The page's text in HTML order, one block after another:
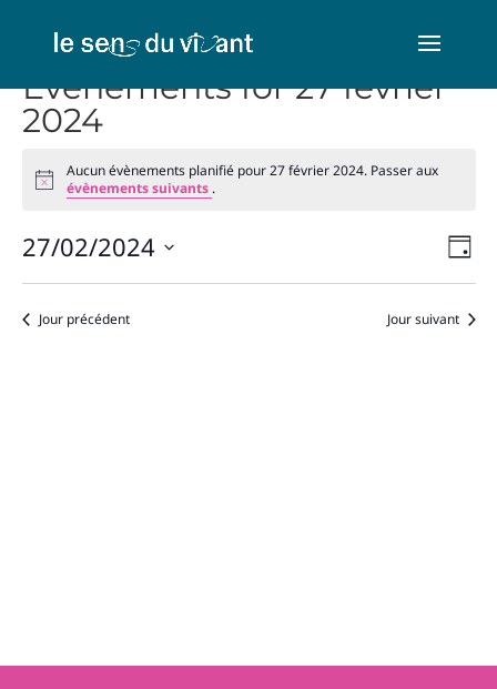
Évènements for 27 février
2024
Notice
Aucun évènements planifié pour 27 février 2024. Passer aux
évènements suivants .
de
Jour
27/02/2024
Sélectionnez
date.
Jour précédent Jour suivant